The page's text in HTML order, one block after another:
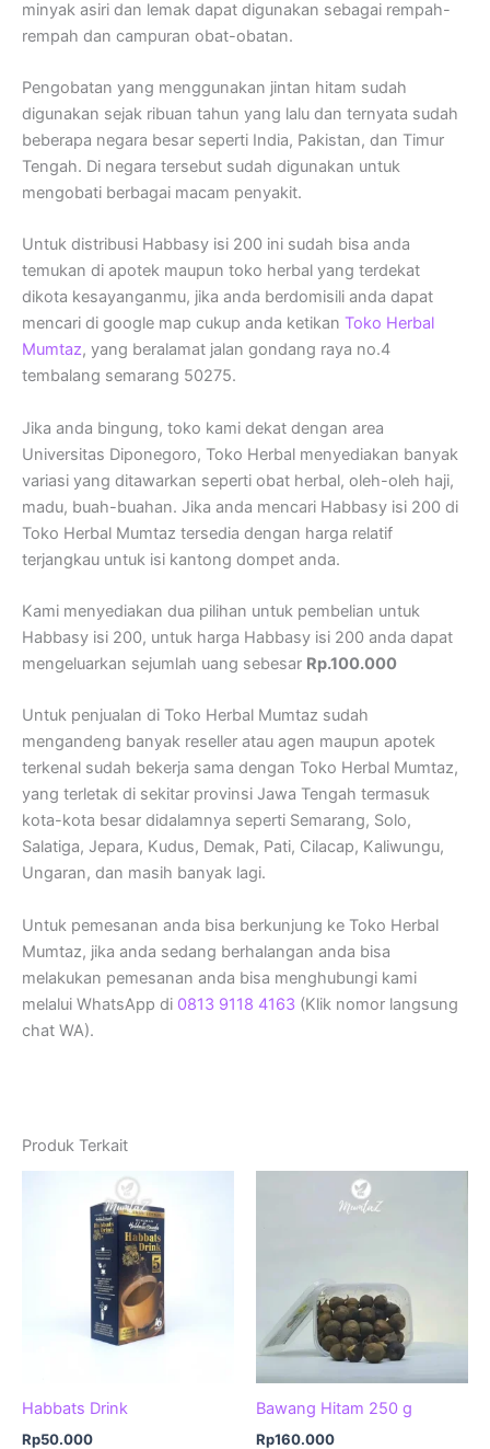
minyak asiri dan lemak dapat digunakan sebagai rempah-
rempah dan campuran obat-obatan.
Pengobatan yang menggunakan jintan hitam sudah
digunakan sejak ribuan tahun yang lalu dan ternyata sudah
beberapa negara besar seperti India, Pakistan, dan Timur
Tengah. Di negara tersebut sudah digunakan untuk
mengobati berbagai macam penyakit.
Untuk distribusi Habbasy isi 200 ini sudah bisa anda
temukan di apotek maupun toko herbal yang terdekat
dikota kesayanganmu, jika anda berdomisili anda dapat
mencari di google map cukup anda ketikan Toko Herbal
Mumtaz, yang beralamat jalan gondang raya no.4
tembalang semarang 50275.
Jika anda bingung, toko kami dekat dengan area
Universitas Diponegoro, Toko Herbal menyediakan banyak
variasi yang ditawarkan seperti obat herbal, oleh-oleh haji,
madu, buah-buahan. Jika anda mencari Habbasy isi 200 di
Toko Herbal Mumtaz tersedia dengan harga relatif
terjangkau untuk isi kantong dompet anda.
Kami menyediakan dua pilihan untuk pembelian untuk
Habbasy isi 200, untuk harga Habbasy isi 200 anda dapat
mengeluarkan sejumlah uang sebesar Rp.100.000
Untuk penjualan di Toko Herbal Mumtaz sudah
mengandeng banyak reseller atau agen maupun apotek
terkenal sudah bekerja sama dengan Toko Herbal Mumtaz,
yang terletak di sekitar provinsi Jawa Tengah termasuk
kota-kota besar didalamnya seperti Semarang, Solo,
Salatiga, Jepara, Kudus, Demak, Pati, Cilacap, Kaliwungu,
Ungaran, dan masih banyak lagi.
Untuk pemesanan anda bisa berkunjung ke Toko Herbal
Mumtaz, jika anda sedang berhalangan anda bisa
melakukan pemesanan anda bisa menghubungi kami
melalui WhatsApp di 0813 9118 4163 (Klik nomor langsung
chat WA).
Produk Terkait
Habbats Drink
Rp50.000
Bawang Hitam 250 g
Rp160.000